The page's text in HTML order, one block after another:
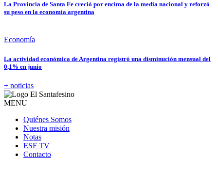
La Provincia de Santa Fe creció por encima de la media nacional y reforzó
su peso en la economía argentina
Economía
La actividad económica de Argentina registró una disminución mensual del
0,1% en junio
+ noticias
MENU
Quiénes Somos
Nuestra misión
Notas
ESF TV
Contacto